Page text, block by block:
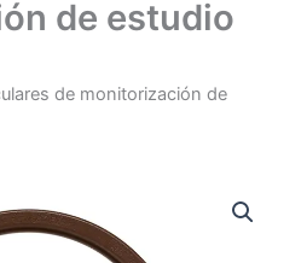
de estudio
de monitorización de